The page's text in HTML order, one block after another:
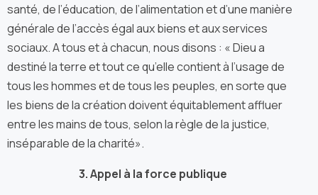
santé, de l’éducation, de l’alimentation et d’une manière
générale de l’accès égal aux biens et aux services
sociaux. A tous et à chacun, nous disons : « Dieu a
destiné la terre et tout ce qu’elle contient à l’usage de
tous les hommes et de tous les peuples, en sorte que
les biens de la création doivent équitablement affluer
entre les mains de tous, selon la règle de la justice,
inséparable de la charité».
3. Appel à la force publique